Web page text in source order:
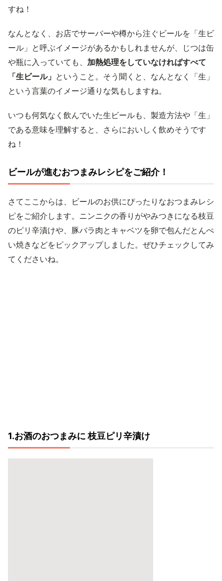
すね！
なんとなく、お店でサーバーや樽から注ぐビールを「生ビ
ール」と呼ぶイメージがあるかもしれませんが、じつは缶
や瓶に入っていても、 加熱処理をしていなければすべて
「生ビール」 ということ。そう聞くと、なんとなく「生」
という言葉のイメージ通りな気もしますね。
いつも何気なく飲んでいた生ビールも、製造方法や「生」
である意味を理解すると、さらにおいしく飲めそうです
ね！
ビールが進むおつまみレシピをご紹介！
さてここからは、ビールのお供にぴったりなおつまみレシ
ピをご紹介します。ニンニクの香りがやみつきになる枝豆
のピリ辛漬けや、豚バラ肉とキャベツを卵で包んだとんぺ
い焼きなどをピックアップしました。ぜひチェックしてみ
てくださいね。
1.お酒のおつまみに 枝豆ピリ辛漬け